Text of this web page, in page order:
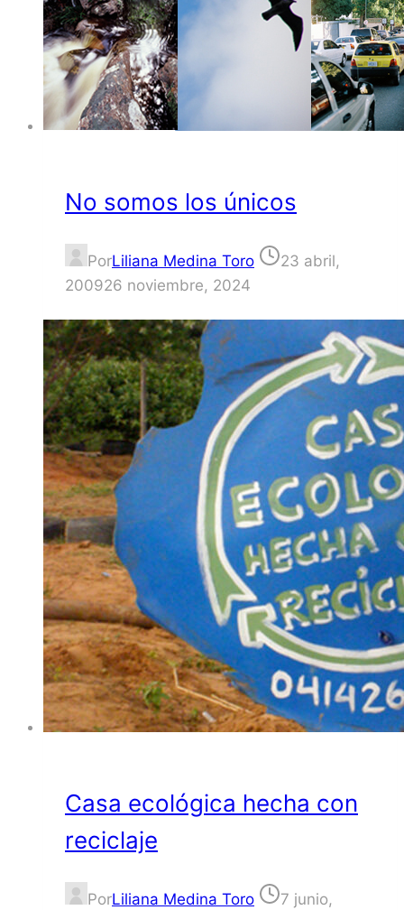
No somos los únicos
PorLiliana Medina Toro
23 abril,
200926 noviembre, 2024
Casa ecológica hecha con
reciclaje
PorLiliana Medina Toro
7 junio,